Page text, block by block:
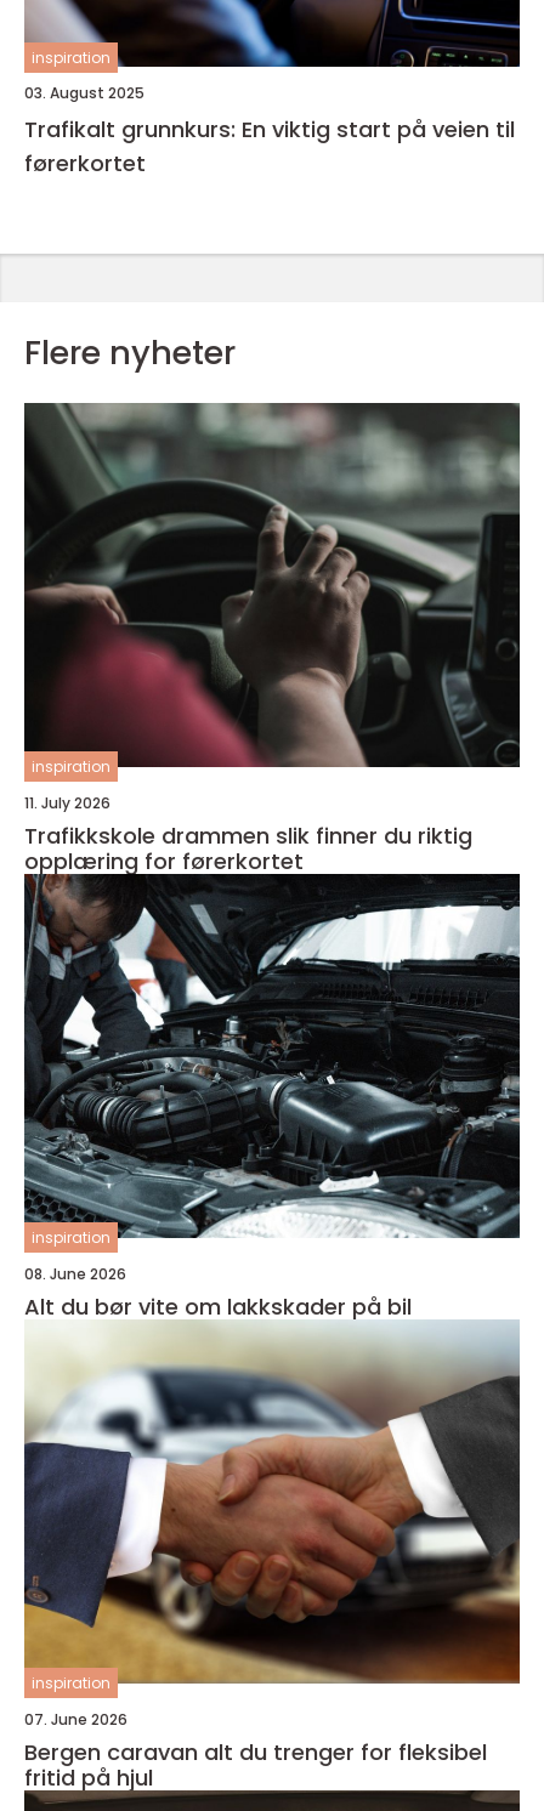
inspiration
03. August 2025
Trafikalt grunnkurs: En viktig start på veien til
førerkortet
Flere nyheter
inspiration
11. July 2026
Trafikkskole drammen slik finner du riktig
opplæring for førerkortet
inspiration
08. June 2026
Alt du bør vite om lakkskader på bil
inspiration
07. June 2026
Bergen caravan alt du trenger for fleksibel
fritid på hjul